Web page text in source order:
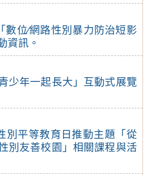
位∕網路性別暴力防治短影
資訊。
少年一起長大」互動式展覽
別平等教育日推動主題「從
別友善校園」相關課程與活